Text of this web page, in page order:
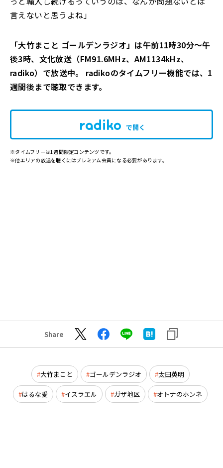
言えないと思うよね」
「大竹まこと ゴールデンラジオ」は午前11時30分～午
後3時、文化放送（FM91.6MHz、AM1134kHz、
radiko）で放送中。 radikoのタイムフリー機能では、1
週間後まで聴取できます。
で開く
※タイムフリーは1週間限定コンテンツです。
※他エリアの放送を聴くにはプレミアム会員になる必要があります。
Share
大竹まこと ゴールデンラジオ 太田英明
はるな愛 イスラエル ガザ地区 オトナのホンネ